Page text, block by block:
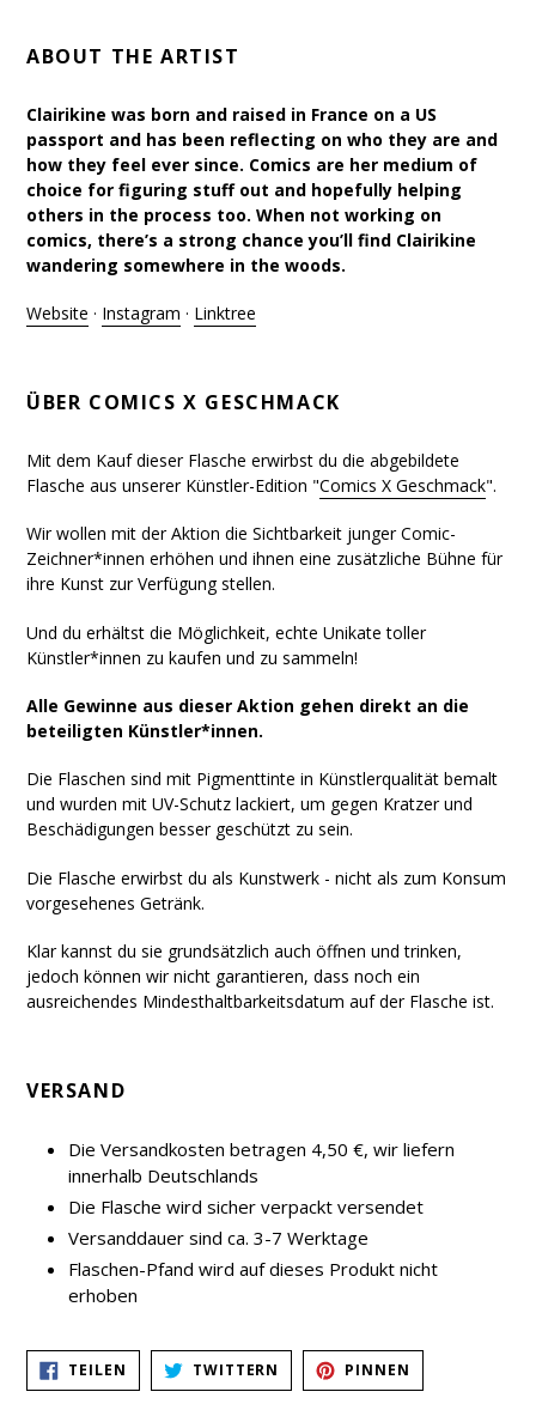
ABOUT THE ARTIST
Clairikine was born and raised in France on a US
passport and has been reflecting on who they are and
how they feel ever since. Comics are her medium of
choice for figuring stuff out and hopefully helping
others in the process too. When not working on
comics, there’s a strong chance you’ll find Clairikine
wandering somewhere in the woods.
Website · Instagram · Linktree
ÜBER COMICS X GESCHMACK
Mit dem Kauf dieser Flasche erwirbst du die abgebildete
Flasche aus unserer Künstler-Edition "Comics X Geschmack".
Wir wollen mit der Aktion die Sichtbarkeit junger Comic-
Zeichner*innen erhöhen und ihnen eine zusätzliche Bühne für
ihre Kunst zur Verfügung stellen.
Und du erhältst die Möglichkeit, echte Unikate toller
Künstler*innen zu kaufen und zu sammeln!
Alle Gewinne aus dieser Aktion gehen direkt an die
beteiligten Künstler*innen.
Die Flaschen sind mit Pigmenttinte in Künstlerqualität bemalt
und wurden mit UV-Schutz lackiert, um gegen Kratzer und
Beschädigungen besser geschützt zu sein.
Die Flasche erwirbst du als Kunstwerk - nicht als zum Konsum
vorgesehenes Getränk.
Klar kannst du sie grundsätzlich auch öffnen und trinken,
jedoch können wir nicht garantieren, dass noch ein
ausreichendes Mindesthaltbarkeitsdatum auf der Flasche ist.
VERSAND
Die Versandkosten betragen 4,50 €, wir liefern
innerhalb Deutschlands
Die Flasche wird sicher verpackt versendet
Versanddauer sind ca. 3-7 Werktage
Flaschen-Pfand wird auf dieses Produkt nicht
erhoben
TEILEN
FACEBOOK
TEILEN
TWITTERN
TWITTER
TWITTERN
PINNEN
PINNEN